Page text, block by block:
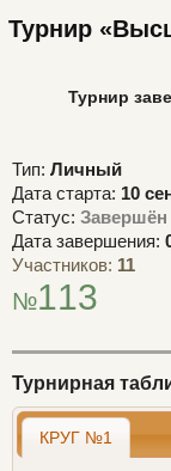
Турнир
Турнир
Тип: Личный
Дата старта: 10
Статус: Завершён
Дата завершения:
Участников: 11
№113
Турнирная
КРУГ №1